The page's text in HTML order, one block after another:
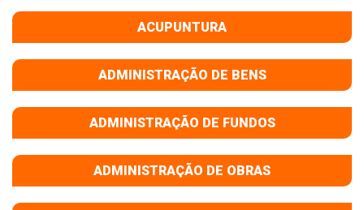
ACUPUNTURA
ADMINISTRAÇÃO DE BENS
ADMINISTRAÇÃO DE FUNDOS
ADMINISTRAÇÃO DE OBRAS